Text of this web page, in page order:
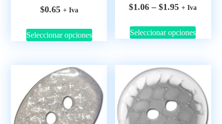
$0.65 + Iva
Seleccionar opciones
$1.06 – $1.95 + Iva
Seleccionar opciones